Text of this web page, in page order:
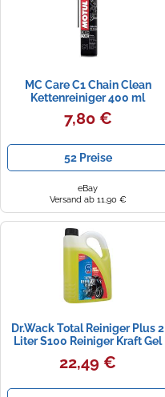
MC Care C1 Chain Clean
Kettenreiniger 400 ml
7,80 €
52 Preise
eBay
Versand ab 11,90 €
Dr.Wack Total Reiniger Plus 2
Liter S100 Reiniger Kraft Gel
(11,48 € pro 1 l)
22,49 €